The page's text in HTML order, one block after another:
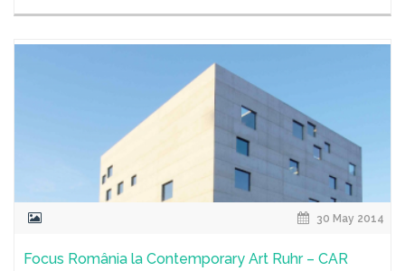
30 May 2014
Focus România la Contemporary Art Ruhr – CAR